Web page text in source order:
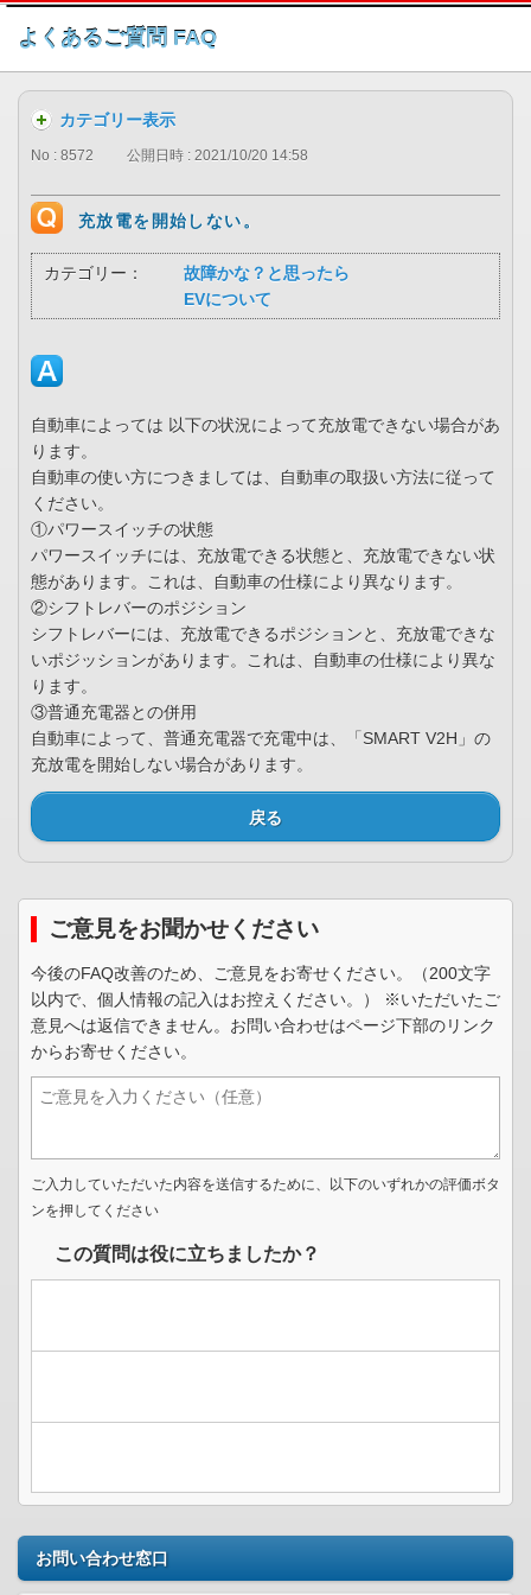
このページの本文へ
よくあるご質問 FAQ
カテゴリー表示
No : 8572 公開日時 : 2021/10/20 14:58
充放電を開始しない。
カテゴリー：
故障かな？と思ったら
EVについて
自動車によっては 以下の状況によって充放電できない場合があ
ります。
自動車の使い方につきましては、自動車の取扱い方法に従って
ください。
①パワースイッチの状態
パワースイッチには、充放電できる状態と、充放電できない状
態があります。これは、自動車の仕様により異なります。
②シフトレバーのポジション
シフトレバーには、充放電できるポジションと、充放電できな
いポジッションがあります。これは、自動車の仕様により異な
ります。
③普通充電器との併用
自動車によって、普通充電器で充電中は、「SMART V2H」の
充放電を開始しない場合があります。
戻る
ご意見をお聞かせください
今後のFAQ改善のため、ご意見をお寄せください。（200文字
以内で、個人情報の記入はお控えください。） ※いただいたご
意見へは返信できません。お問い合わせはページ下部のリンク
からお寄せください。
ご入力していただいた内容を送信するために、以下のいずれかの評価ボタ
ンを押してください
この質問は役に立ちましたか？
お問い合わせ窓口